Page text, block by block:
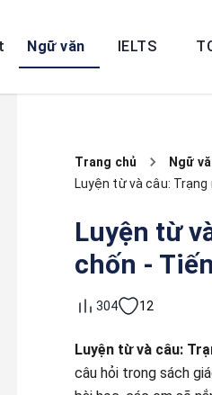
Ngữ văn IELTS
Trang chủ
Ngữ
Luyện từ và câu:
Luyện từ
chốn -
304 12
Luyện từ và câu:
câu hỏi trong sách